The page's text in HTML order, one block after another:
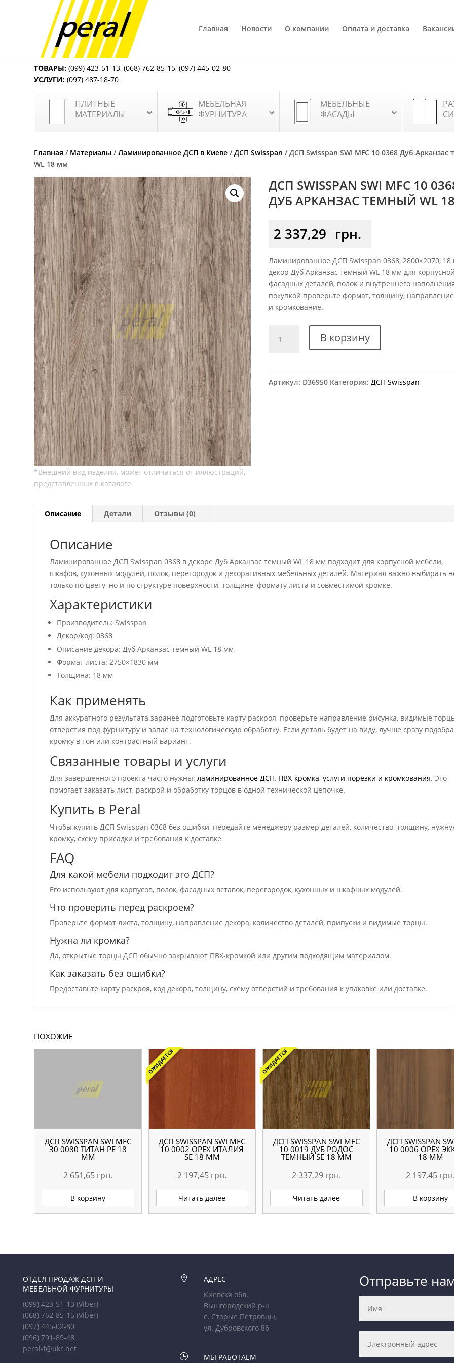
Главная Новости О компании Оплата и доставка
ТОВАРЫ: (099) 423-51-13,(068) 762-85-15,(097) 445-02-80
УСЛУГИ: (097) 487-18-70
ПЛИТНЫЕ
МАТЕРИАЛЫ
МЕБЕЛЬНАЯ
ФУРНИТУРА
МЕБЕЛЬНЫЕ
ФАСАДЫ
Главная / Материалы /Ламинированное ДСП в Киеве /ДСП Swisspan / ДСП Swisspan SWI MFC 10 0368 Дуб Арканзас
WL 18 мм
ДСП SWISSPAN SWI MFC 10
ДУБ АРКАНЗАС ТЕМНЫЙ WL
2 337,29 грн.
Ламинированное ДСП Swisspan 0368, 2800×2070,
декор Дуб Арканзас темный WL 18 мм для
фасадных деталей, полок и внутреннего
покупкой проверьте формат, толщину,
и кромкование.
товара
MFC
В корзину
Артикул: D36950 Категория:ДСП Swisspan
Описание Детали Отзывы (0)
Описание
Ламинированное ДСП Swisspan 0368 в декоре Дуб Арканзас темный WL 18 мм подходит для корпусной мебели,
шкафов, кухонных модулей, полок, перегородок и декоративных мебельных деталей. Материал важно выбирать
только по цвету, но и по структуре поверхности, толщине, формату листа и совместимой кромке.
Характеристики
Производитель: Swisspan
Декор/код: 0368
Описание декора: Дуб Арканзас темный WL 18 мм
Формат листа: 2750×1830 мм
Толщина: 18 мм
Как применять
Для аккуратного результата заранее подготовьте карту раскроя, проверьте направление рисунка, видимые
отверстия под фурнитуру и запас на технологическую обработку. Если деталь будет на виду, лучше сразу
кромку в тон или контрастный вариант.
Связанные товары и услуги
Для завершенного проекта часто нужны:ламинированное ДСП, ПВХ-кромка,услуги порезки и кромкования. Это
помогает заказать лист, раскрой и обработку торцов в одной технической цепочке.
Купить в Peral
Чтобы купить ДСП Swisspan 0368 без ошибки, передайте менеджеру размер деталей, количество, толщину,
кромку, схему присадки и требования к доставке.
FAQ
Для какой мебели подходит это ДСП?
Его используют для корпусов, полок, фасадных вставок, перегородок, кухонных и шкафных модулей.
Что проверить перед раскроем?
Проверьте формат листа, толщину, направление декора, количество деталей, припуски и видимые торцы.
Нужна ли кромка?
Да, открытые торцы ДСП обычно закрывают ПВХ-кромкой или другим подходящим материалом.
Как заказать без ошибки?
Предоставьте карту раскроя, код декора, толщину, схему отверстий и требования к упаковке или доставке.
ПОХОЖИЕ
ДСП SWISSPAN SWI MFC
30 0080 ТИТАН PE 18
ММ
2 651,65 грн.
В корзину
ОЖИДАЕТСЯ
ДСП SWISSPAN SWI MFC
10 0002 ОРЕХ ИТАЛИЯ
SE 18 ММ
2 197,45 грн.
Читать далее
ОЖИДАЕТСЯ
ДСП SWISSPAN SWI MFC
10 0019 ДУБ РОДОС
ТЕМНЫЙ SE 18 ММ
2 337,29 грн.
Читать далее
ДСП SWISSPAN
10 0006 ОРЕХ
18 ММ
2 197,45
В корзину
ОТДЕЛ ПРОДАЖ ДСП И
МЕБЕЛЬНОЙ ФУРНИТУРЫ
(099) 423-51-13(Viber)
(068) 762-85-15(Viber)
(097) 445-02-80
(096) 791-89-48
peral-f@ukr.net

АДРЕС
Киевскя обл.,
Вышгородский р-н
с. Старые Петровцы,
ул. Дубровского 8б
 МЫ РАБОТАЕМ
Отправьте